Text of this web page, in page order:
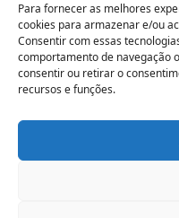
Para fornecer as melhores
cookies para armazenar e/ou
Consentir com essas
comportamento de navegação
consentir ou retirar o
recursos e funções.
Electromaquinas ©2026
contágio -